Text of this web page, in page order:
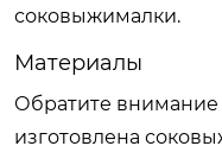
соковыжималки.
Материалы
Обратите внимание
изготовлена